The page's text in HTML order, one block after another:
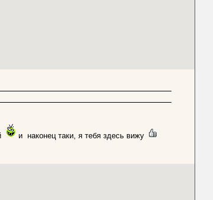
и наконец таки, я тебя здесь вижу